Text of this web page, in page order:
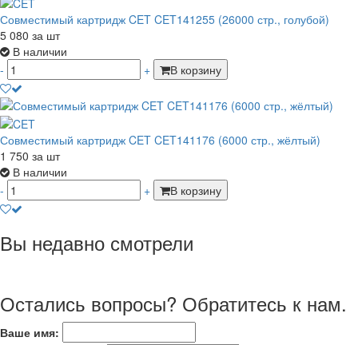
Совместимый картридж CET CET141255 (26000 стр., голубой)
5 080 за шт
В наличии
-
+ В корзину
Совместимый картридж CET CET141176 (6000 стр., жёлтый)
1 750 за шт
В наличии
-
+ В корзину
Вы недавно смотрели
Остались вопросы? Обратитесь к нам.
Ваше имя: